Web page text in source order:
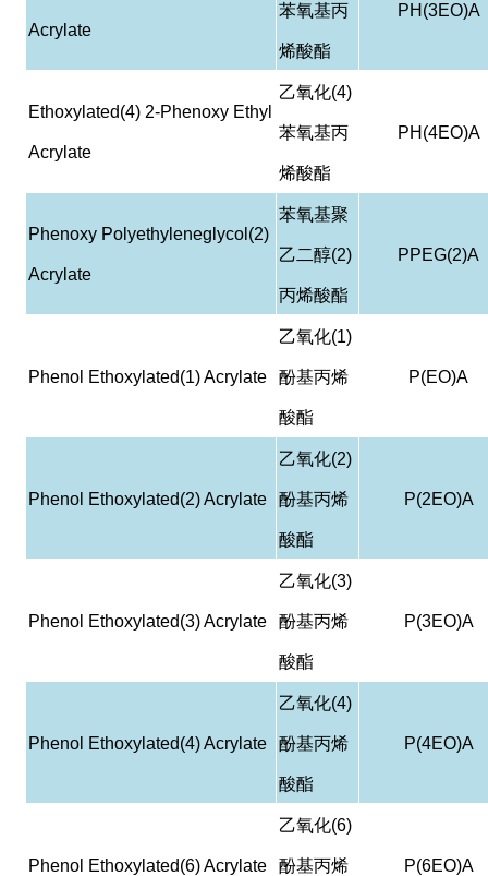
Acrylate
苯氧基丙
烯酸酯
PH(3EO)A
Ethoxylated(4) 2-Phenoxy Ethyl
Acrylate
乙氧化(4)
苯氧基丙
烯酸酯
PH(4EO)A
Phenoxy Polyethyleneglycol(2)
Acrylate
苯氧基聚
乙二醇(2)
丙烯酸酯
PPEG(2)A
Phenol Ethoxylated(1) Acrylate
乙氧化(1)
酚基丙烯
酸酯
P(EO)A
Phenol Ethoxylated(2) Acrylate
乙氧化(2)
酚基丙烯
酸酯
P(2EO)A
Phenol Ethoxylated(3) Acrylate
乙氧化(3)
酚基丙烯
酸酯
P(3EO)A
Phenol Ethoxylated(4) Acrylate
乙氧化(4)
酚基丙烯
酸酯
P(4EO)A
Phenol Ethoxylated(6) Acrylate
乙氧化(6)
酚基丙烯 P(6EO)A